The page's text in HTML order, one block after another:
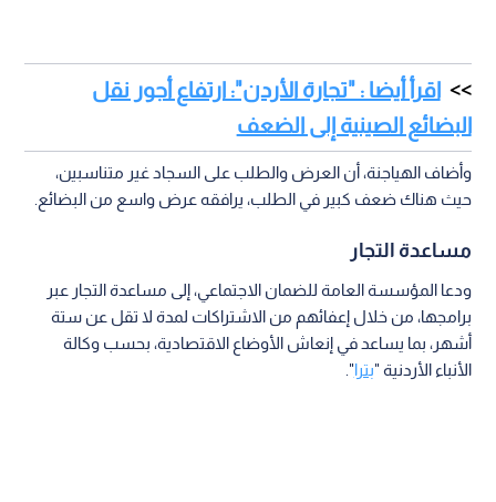
اقرأ أيضا : "تجارة الأردن": ارتفاع أجور نقل
البضائع الصينية إلى الضعف
وأضاف الهياجنة، أن العرض والطلب على السجاد غير متناسبين،
حيث هناك ضعف كبير في الطلب، يرافقه عرض واسع من البضائع.
مساعدة التجار
ودعا المؤسسة العامة للضمان الاجتماعي، إلى مساعدة التجار عبر
برامجها، من خلال إعفائهم من الاشتراكات لمدة لا تقل عن ستة
أشهر، بما يساعد في إنعاش الأوضاع الاقتصادية، بحسب وكالة
الأنباء الأردنية "بترا".